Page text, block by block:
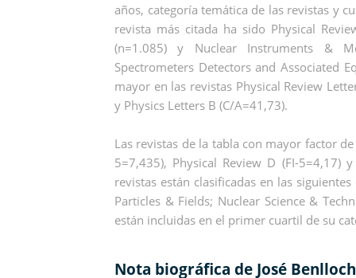
años, categoría temática de las revistas y
revista más citada ha sido Physical
(n=1.085) y Nuclear Instruments &
Spectrometers Detectors and Associated
mayor en las revistas Physical Review
y Physics Letters B (C/A=41,73).
Las revistas de la tabla con mayor factor
5=7,435), Physical Review D (FI-5=4,17)
revistas están clasificadas en las
Particles & Fields; Nuclear Science &
están incluidas en el primer cuartil de su
Nota biográfica de José